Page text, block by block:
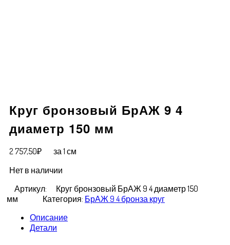
Круг бронзовый БрАЖ 9 4
диаметр 150 мм
2 757,50₽
за 1 см
Нет в наличии
Артикул:
Круг бронзовый БрАЖ 9 4 диаметр 150
мм
Категория: БрАЖ 9 4 бронза круг
Описание
Детали